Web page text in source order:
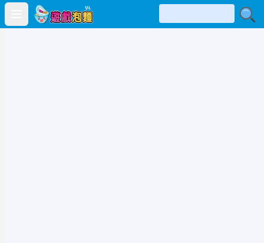
Open main menu